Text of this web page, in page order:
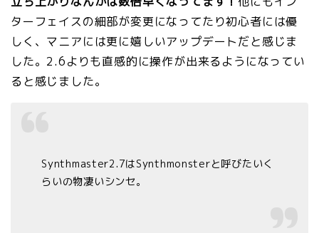
ターフェイスの細部が変更になってたり初心者には優
しく、マニアには更に嬉しいアップデートだと感じま
した。2.6よりも直感的に操作が出来るようになってい
ると感じました。
Synthmaster2.7はSynthmonsterと呼びたいく
らいの物凄いシンセ。